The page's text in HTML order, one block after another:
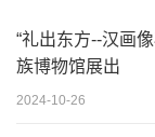
“礼出东方--汉画
族博物馆展出
2024-10-26